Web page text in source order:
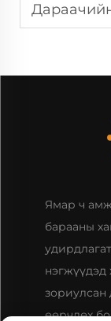
Ямар ч
барааны
нэгжүүдэд
зориулсан
өөрчлөх